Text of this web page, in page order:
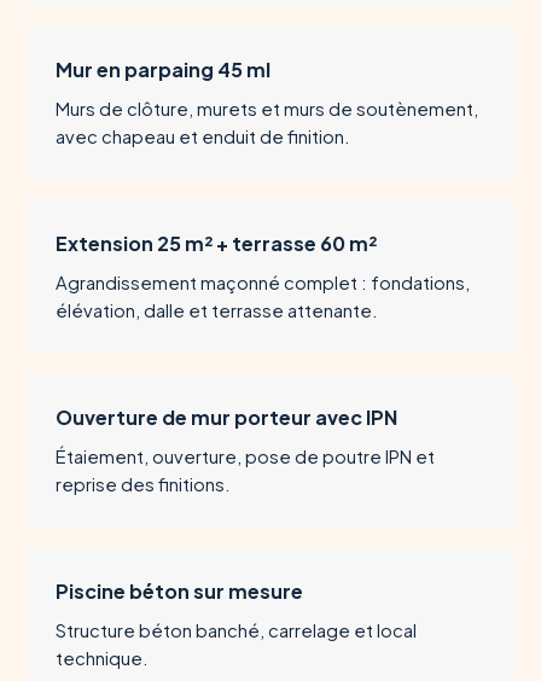
Mur en parpaing 45 ml
Murs de clôture, murets et murs de soutènement,
avec chapeau et enduit de finition.
Extension 25 m² + terrasse 60 m²
Agrandissement maçonné complet : fondations,
élévation, dalle et terrasse attenante.
Ouverture de mur porteur avec IPN
Étaiement, ouverture, pose de poutre IPN et
reprise des finitions.
Piscine béton sur mesure
Structure béton banché, carrelage et local
technique.